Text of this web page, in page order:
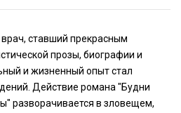
ставший прекрасным
прозы, биографии и
и жизненный опыт стал
Действие романа "Будни
разворачивается в зловещем,